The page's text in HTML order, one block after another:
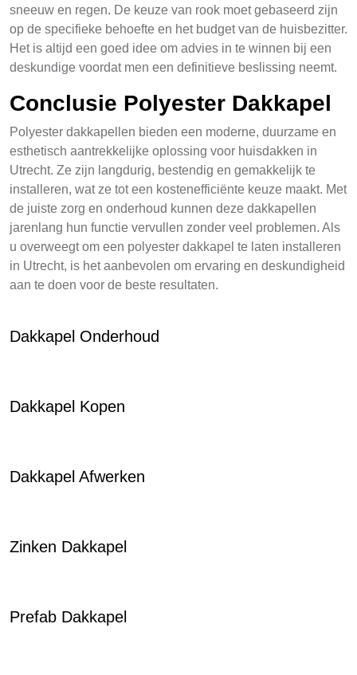
sneeuw en regen. De keuze van rook moet gebaseerd zijn
op de specifieke behoefte en het budget van de huisbezitter.
Het is altijd een goed idee om advies in te winnen bij een
deskundige voordat men een definitieve beslissing neemt.
Conclusie Polyester Dakkapel
Polyester dakkapellen bieden een moderne, duurzame en
esthetisch aantrekkelijke oplossing voor huisdakken in
Utrecht. Ze zijn langdurig, bestendig en gemakkelijk te
installeren, wat ze tot een kostenefficiënte keuze maakt. Met
de juiste zorg en onderhoud kunnen deze dakkapellen
jarenlang hun functie vervullen zonder veel problemen. Als
u overweegt om een polyester dakkapel te laten installeren
in Utrecht, is het aanbevolen om ervaring en deskundigheid
aan te doen voor de beste resultaten.
Dakkapel Onderhoud
Dakkapel Kopen
Dakkapel Afwerken
Zinken Dakkapel
Prefab Dakkapel